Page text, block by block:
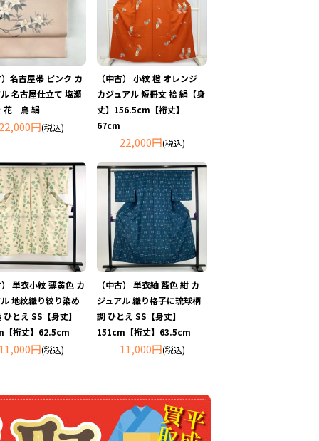
名古屋帯 ピンク カ
名古屋仕立て 塩瀬
花 鳥 絹
円(税込)
（中古） 小紋 橙 オレンジ
カジュアル 短冊文 袷 絹【身
丈】156.5cm【裄丈】
67cm
22,000円(税込)
単衣小紋 薄黄色 カ
地紋織り絞り染め
とえ SS【身丈】
【裄丈】62.5cm
円(税込)
（中古） 単衣紬 藍色 紺 カ
ジュアル 織り格子に琉球柄
調 ひとえ SS【身丈】
151cm【裄丈】63.5cm
11,000円(税込)